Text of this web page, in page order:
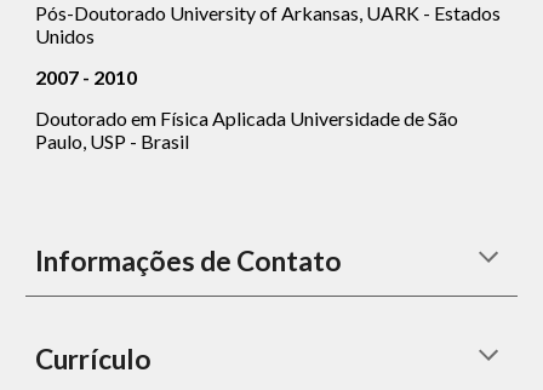
Pós-Doutorado University of Arkansas, UARK - Estados
Unidos
2007 - 2010
Doutorado em Física Aplicada Universidade de São
Paulo, USP - Brasil
Informações de Contato
Currículo